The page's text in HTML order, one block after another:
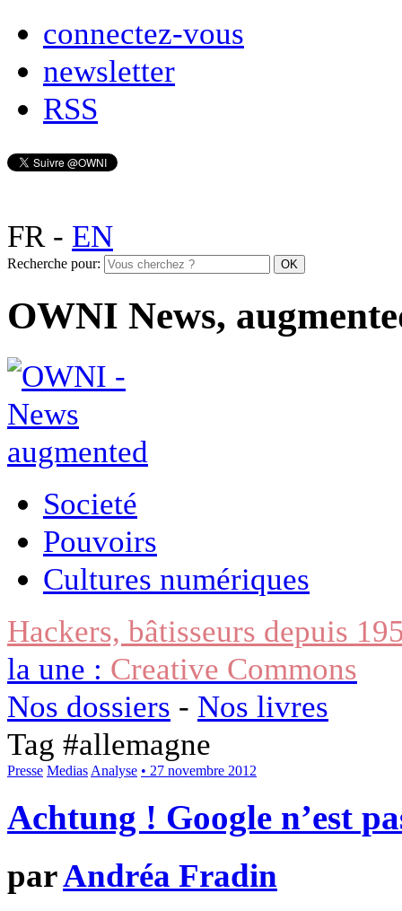
connectez-vous
newsletter
RSS
FR- EN
Recherche pour:
OWNI News,
Societé
Pouvoirs
Cultures numériques
Hackers, bâtisseurs depuis
la une : Creative Commons
Nos dossiers - Nos livres
Tag #allemagne
Presse Medias Analyse • 27 novembre 2012
Achtung ! Google n’est
parAndréa Fradin